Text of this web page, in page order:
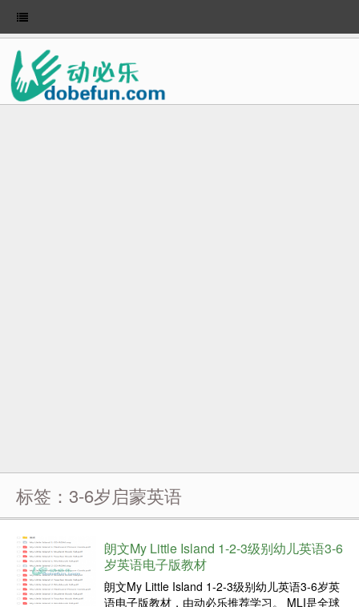
标签：3-6岁启蒙英语
朗文My Little Island 1-2-3级别幼儿英语3-6
岁英语电子版教材
朗文My Little Island 1-2-3级别幼儿英语3-6岁英
语电子版教材，由动必乐推荐学习。 MLI是全球